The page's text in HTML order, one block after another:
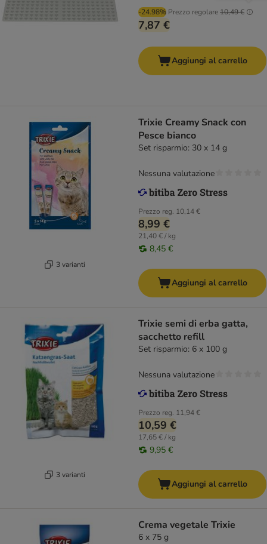
-24.98% Prezzo regolare10,49 €
7,87 €
Aggiungi al carrello
3 varianti
Trixie Creamy Snack con
Pesce bianco
Set risparmio: 30 x 14 g
Prezzo reg. 10,14 €
8,99 €
21,40 € / kg
8,45 €
Nessuna valutazione
Aggiungi al carrello
3 varianti
Trixie semi di erba gatta,
sacchetto refill
Set risparmio: 6 x 100 g
Prezzo reg. 11,94 €
10,59 €
17,65 € / kg
9,95 €
Nessuna valutazione
Aggiungi al carrello
Crema vegetale Trixie
6 x 75 g